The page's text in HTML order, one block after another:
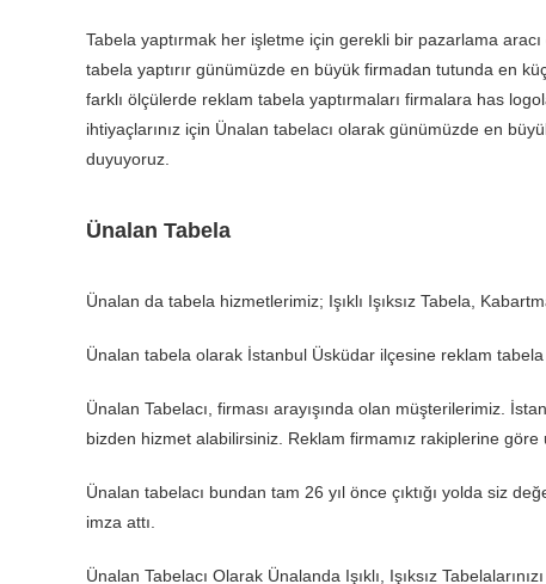
Tabela yaptırmak her işletme için gerekli bir pazarlama
tabela yaptırır günümüzde en büyük firmadan tutunda en
farklı ölçülerde reklam tabela yaptırmaları firmalara has
ihtiyaçlarınız için Ünalan tabelacı olarak günümüzde en
duyuyoruz.
Ünalan Tabela
Ünalan da tabela hizmetlerimiz; Işıklı Işıksız Tabela,
Ünalan tabela olarak İstanbul Üsküdar ilçesine reklam
Ünalan Tabelacı, firması arayışında olan müşterilerimiz.
bizden hizmet alabilirsiniz. Reklam firmamız rakiplerine
Ünalan tabelacı bundan tam 26 yıl önce çıktığı yolda siz
imza attı.
Ünalan Tabelacı Olarak Ünalanda Işıklı, Işıksız